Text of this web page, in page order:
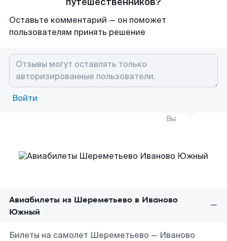
Оставьте комментарий — он поможет
пользователям принять решение
Войти
Вы
Авиабилеты из Шереметьево в Иваново
Южный
Билеты на самолет Шереметьево — Иваново